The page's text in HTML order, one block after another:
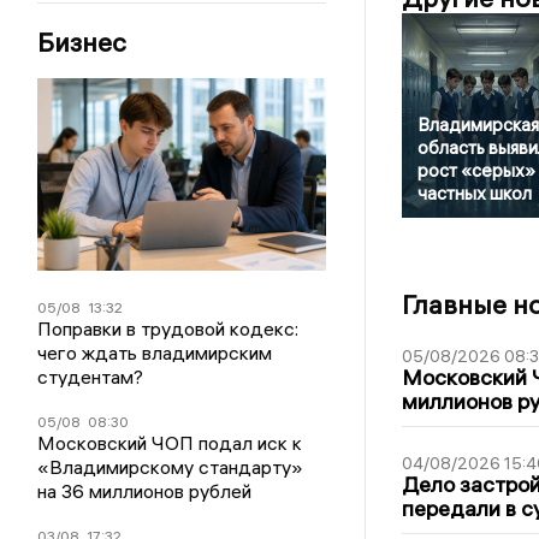
Бизнес
05/08 13:32
Поправки в трудовой кодекс:
чего ждать владимирским
студентам?
05/08 08:30
Московский ЧОП подал иск к
«Владимирскому стандарту»
на 36 миллионов рублей
Владимирская
область
рост «серых»
частных школ
Главные
05/08/2026
Московский
миллионов
04/08/2026
Дело
передали в